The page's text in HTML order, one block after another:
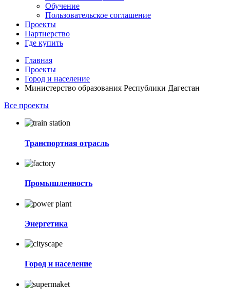
Обучение
Пользовательское соглашение
Проекты
Партнерство
Где купить
Главная
Проекты
Город и население
Министерство образования Республики Дагестан
Все проекты
Транспортная отрасль
Промышленность
Энергетика
Город и население